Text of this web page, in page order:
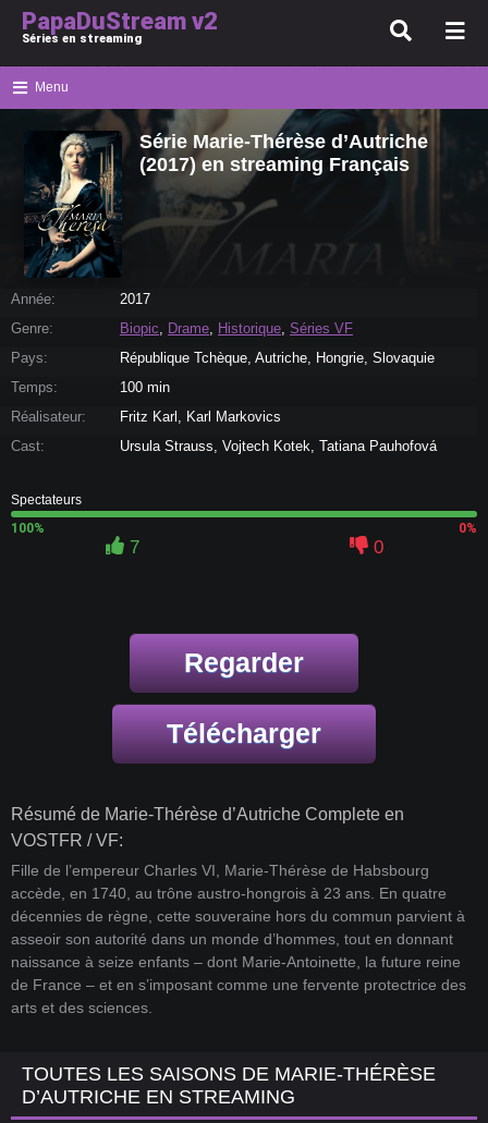
PapaDuStream v2
Séries en streaming
Menu
Série Marie-Thérèse d’Autriche
(2017) en streaming Français
Année:
2017
Genre:
Biopic, Drame, Historique, Séries VF
Pays:
République Tchèque, Autriche, Hongrie, Slovaquie
Temps:
100 min
Réalisateur:
Fritz Karl, Karl Markovics
Cast:
Ursula Strauss, Vojtech Kotek, Tatiana Pauhofová
Spectateurs
100%
0%
7 0
Regarder
Télécharger
Résumé de Marie-Thérèse d’Autriche Complete en
VOSTFR / VF:
Fille de l’empereur Charles VI, Marie-Thérèse de Habsbourg
accède, en 1740, au trône austro-hongrois à 23 ans. En quatre
décennies de règne, cette souveraine hors du commun parvient à
asseoir son autorité dans un monde d’hommes, tout en donnant
naissance à seize enfants – dont Marie-Antoinette, la future reine
de France – et en s’imposant comme une fervente protectrice des
arts et des sciences.
TOUTES LES SAISONS DE MARIE-THÉRÈSE
D’AUTRICHE EN STREAMING